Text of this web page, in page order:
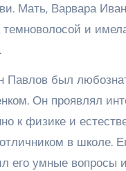
Мать, Варвара
и
Павлов был
Он проявлял
к физике и
в школе.
его умные вопросы и